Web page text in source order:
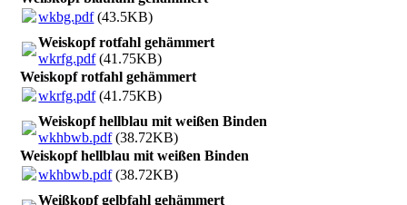
wkbg.pdf(43.5KB)
Weiskopf rotfahl gehämmert
wkrfg.pdf(41.75KB)
Weiskopf rotfahl gehämmert
wkrfg.pdf(41.75KB)
Weiskopf hellblau mit weißen Binden
wkhbwb.pdf(38.72KB)
Weiskopf hellblau mit weißen Binden
wkhbwb.pdf(38.72KB)
Weißkopf gelbfahl gehämmert